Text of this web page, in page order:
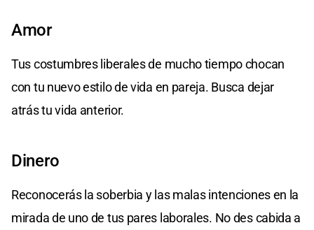
Amor
Tus costumbres liberales de mucho tiempo chocan
con tu nuevo estilo de vida en pareja. Busca dejar
atrás tu vida anterior.
Dinero
Reconocerás la soberbia y las malas intenciones en la
mirada de uno de tus pares laborales. No des cabida a